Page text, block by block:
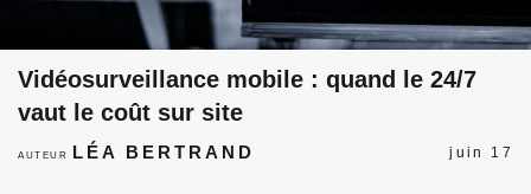
Vidéosurveillance mobile : quand le 24/7
vaut le coût sur site
AUTEUR LÉA BERTRAND juin 17